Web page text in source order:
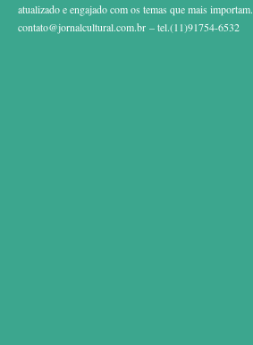
atualizado e engajado com os temas que mais importam.
contato@jornalcultural.com.br – tel.(11)91754-6532